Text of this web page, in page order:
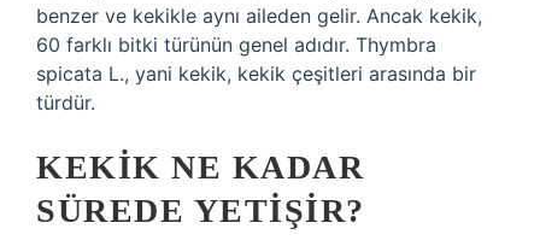
benzer ve kekikle aynı aileden gelir. Ancak kekik,
60 farklı bitki türünün genel adıdır. Thymbra
spicata L., yani kekik, kekik çeşitleri arasında bir
türdür.
KEKIK NE KADAR
SÜREDE YETIŞIR?